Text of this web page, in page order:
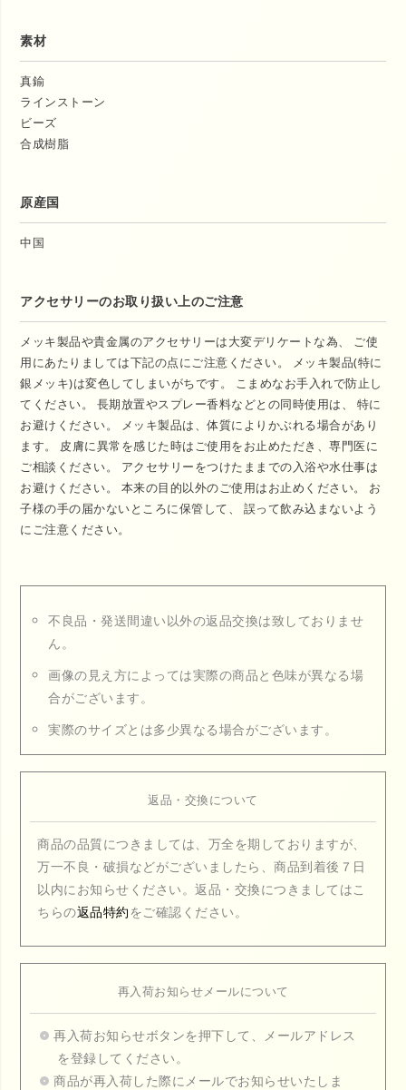
素材
真鍮
ラインストーン
ビーズ
合成樹脂
原産国
中国
アクセサリーのお取り扱い上のご注意
メッキ製品や貴金属のアクセサリーは大変デリケートな為、 ご使
用にあたりましては下記の点にご注意ください。 メッキ製品(特に
銀メッキ)は変色してしまいがちです。 こまめなお手入れで防止し
てください。 長期放置やスプレー香料などとの同時使用は、 特に
お避けください。 メッキ製品は、体質によりかぶれる場合があり
ます。 皮膚に異常を感じた時はご使用をお止めただき、専門医に
ご相談ください。 アクセサリーをつけたままでの入浴や水仕事は
お避けください。 本来の目的以外のご使用はお止めください。 お
子様の手の届かないところに保管して、 誤って飲み込まないよう
にご注意ください。
不良品・発送間違い以外の返品交換は致しておりませ
ん。
画像の見え方によっては実際の商品と色味が異なる場
合がございます。
実際のサイズとは多少異なる場合がございます。
返品・交換について
商品の品質につきましては、万全を期しておりますが、
万一不良・破損などがございましたら、商品到着後７日
以内にお知らせください。返品・交換につきましてはこ
ちらの返品特約 をご確認ください。
再入荷お知らせメールについて
再入荷お知らせボタンを押下して、メールアドレス
を登録してください。
商品が再入荷した際にメールでお知らせいたしま